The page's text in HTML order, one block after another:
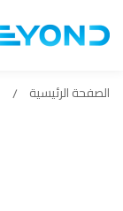
الصفحة الرئيسية